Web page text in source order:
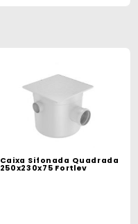
Caixa Sifonada Quadrada
250x230x75 Fortlev